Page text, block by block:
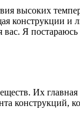
высоких
конструкции и
Я постараюсь
Их главная
конструкций,